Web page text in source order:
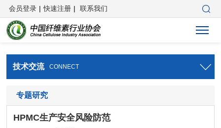
会员登录 | 快速注册 | 联系我们
技术交流 CONNECT
专题研究
HPMC生产安全风险防范